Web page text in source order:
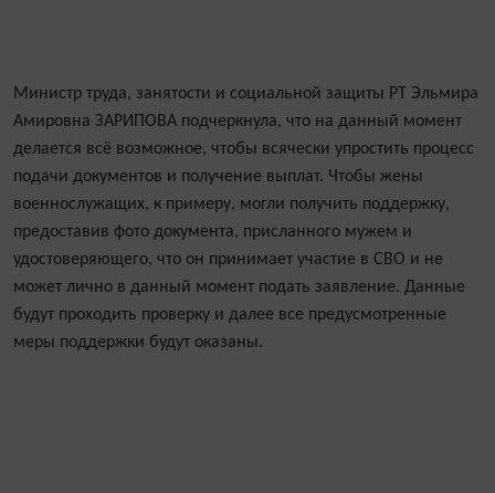
Министр труда, занятости и социальной защиты РТ Эльмира
Амировна ЗАРИПОВА подчеркнула, что на данный момент
делается всё возможное, чтобы всячески упростить процесс
подачи документов и получение выплат. Чтобы жены
военнослужащих, к примеру, могли получить поддержку,
предоставив фото документа, присланного мужем и
удостоверяющего, что он принимает участие в СВО и не
может лично в данный момент подать заявление. Данные
будут проходить проверку и далее все предусмотренные
меры поддержки будут оказаны.